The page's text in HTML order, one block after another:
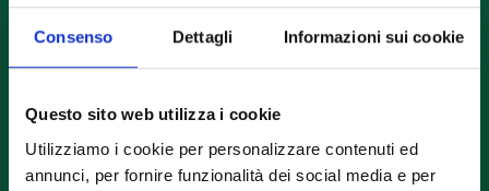
Consenso Dettagli Informazioni sui cookie
Questo sito web utilizza i cookie
Utilizziamo i cookie per personalizzare contenuti ed
annunci, per fornire funzionalità dei social media e per
Differenza tra turismo di prossimità
vs turismo di massa
La domanda che molti imprenditori si